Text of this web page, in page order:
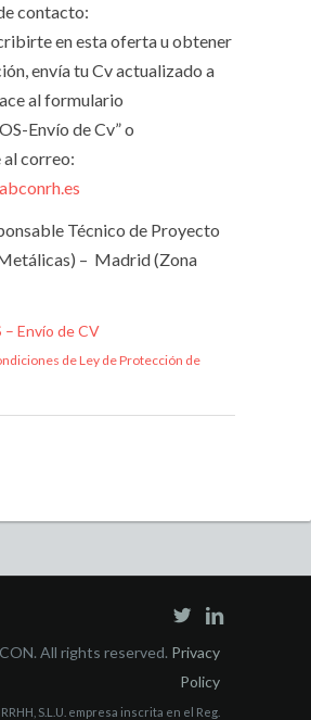
contacto:
en esta oferta u obtener
envía tu Cv actualizado a
al formulario
Envío de Cv” o
correo:
Técnico de Proyecto
– Madrid (Zona
Envío de CV
de Ley de Protección de
All rights reserved. Privacy
Policy
S.L.U. empresa inscrita en el Reg.